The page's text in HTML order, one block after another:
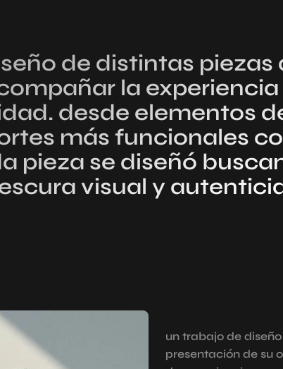
de distintas piezas
la
desde elementos
más funcionales
pieza se diseñó
visual y
un trabajo de
presentación de su